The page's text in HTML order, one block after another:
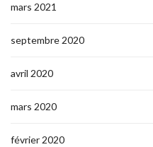
mars 2021
septembre 2020
avril 2020
mars 2020
février 2020